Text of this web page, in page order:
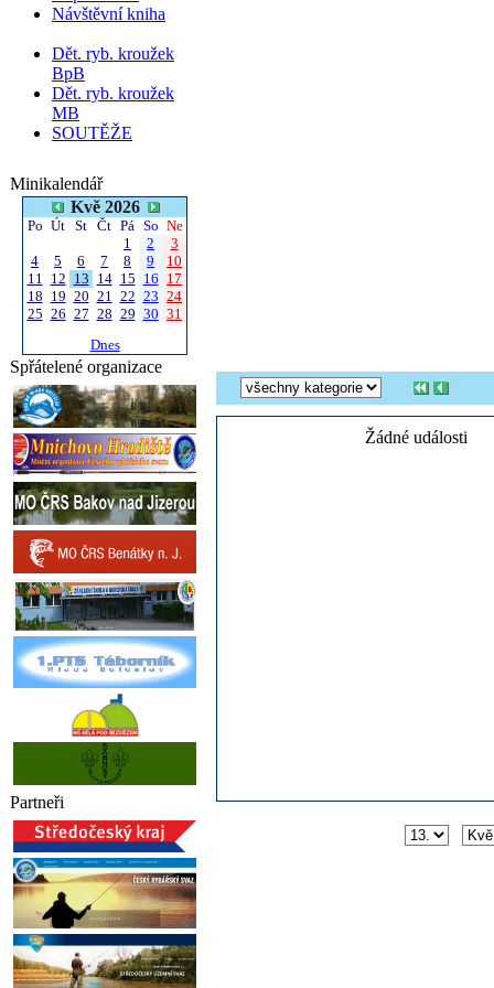
Návštěvní kniha
Dět. ryb. kroužek
BpB
Dět. ryb. kroužek
MB
SOUTĚŽE
Minikalendář
Kvě 2026
Po Út St Čt Pá So Ne
1
2
3
4
5 6 7 8 9
10
11 12 13 14 15 16 17
18 19 20 21 22 23 24
25 26 27 28 29 30 31
Dnes
Spřátelené organizace
Partneři
Žádné události